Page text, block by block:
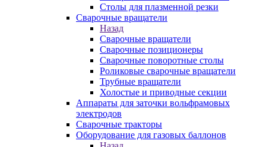
Столы для плазменной резки
Сварочные вращатели
Назад
Сварочные вращатели
Сварочные позиционеры
Сварочные поворотные столы
Роликовые сварочные вращатели
Трубные вращатели
Холостые и приводные секции
Аппараты для заточки вольфрамовых
электродов
Сварочные тракторы
Оборудование для газовых баллонов